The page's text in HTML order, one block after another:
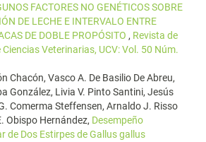
FACTORES NO GENÉTICOS SOBRE
DE LECHE E INTERVALO ENTRE
DE DOBLE PROPÓSITO , Revista de
Veterinarias, UCV: Vol. 50 Núm.
Chacón, Vasco A. De Basilio De Abreu,
González, Livia V. Pinto Santini, Jesús
Comerma Steffensen, Arnaldo J. Risso
Obispo Hernández, Desempeño
de Dos Estirpes de Gallus gallus